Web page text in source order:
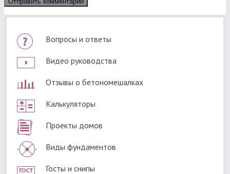
Вопросы и ответы
Видео руководства
Отзывы о бетономешалках
Калькуляторы
Проекты домов
Виды фундаментов
Госты и снипы